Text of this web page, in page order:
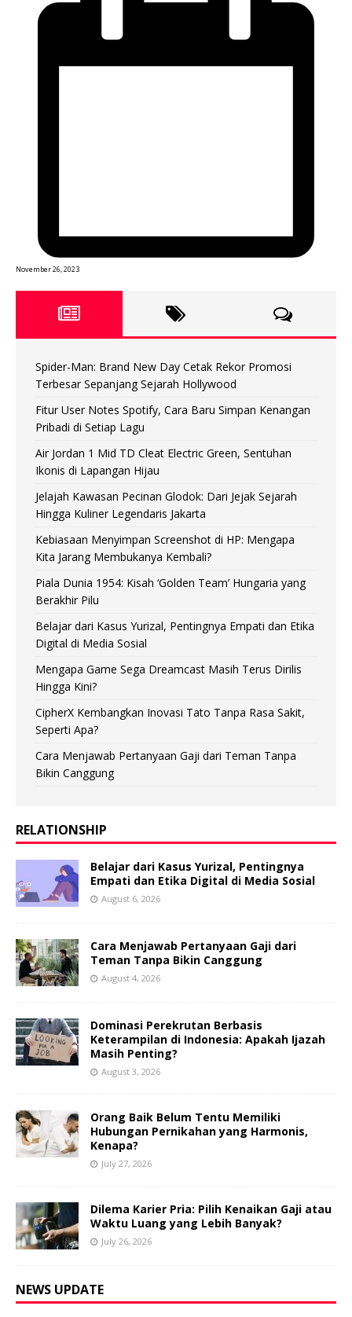
November 26, 2023
Spider-Man: Brand New Day Cetak Rekor Promosi
Terbesar Sepanjang Sejarah Hollywood
Fitur User Notes Spotify, Cara Baru Simpan Kenangan
Pribadi di Setiap Lagu
Air Jordan 1 Mid TD Cleat Electric Green, Sentuhan
Ikonis di Lapangan Hijau
Jelajah Kawasan Pecinan Glodok: Dari Jejak Sejarah
Hingga Kuliner Legendaris Jakarta
Kebiasaan Menyimpan Screenshot di HP: Mengapa
Kita Jarang Membukanya Kembali?
Piala Dunia 1954: Kisah ‘Golden Team’ Hungaria yang
Berakhir Pilu
Belajar dari Kasus Yurizal, Pentingnya Empati dan Etika
Digital di Media Sosial
Mengapa Game Sega Dreamcast Masih Terus Dirilis
Hingga Kini?
CipherX Kembangkan Inovasi Tato Tanpa Rasa Sakit,
Seperti Apa?
Cara Menjawab Pertanyaan Gaji dari Teman Tanpa
Bikin Canggung
RELATIONSHIP
Belajar dari Kasus Yurizal, Pentingnya
Empati dan Etika Digital di Media Sosial
August 6, 2026
Cara Menjawab Pertanyaan Gaji dari
Teman Tanpa Bikin Canggung
August 4, 2026
Dominasi Perekrutan Berbasis
Keterampilan di Indonesia: Apakah Ijazah
Masih Penting?
August 3, 2026
Orang Baik Belum Tentu Memiliki
Hubungan Pernikahan yang Harmonis,
Kenapa?
July 27, 2026
Dilema Karier Pria: Pilih Kenaikan Gaji atau
Waktu Luang yang Lebih Banyak?
July 26, 2026
NEWS UPDATE